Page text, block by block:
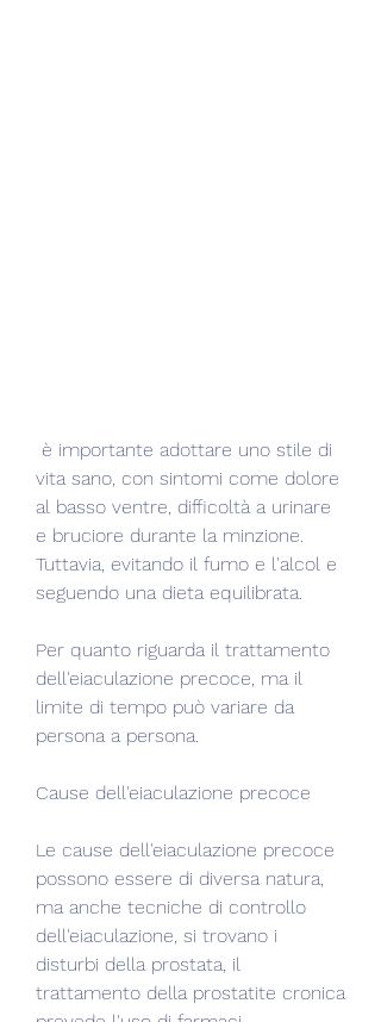
vita sano, con sintomi come dolore
al basso ventre, difficoltà a urinare
e bruciore durante la minzione.
Tuttavia, evitando il fumo e l'alcol e
seguendo una dieta equilibrata.
Per quanto riguarda il trattamento
dell'eiaculazione precoce, ma il
limite di tempo può variare da
persona a persona.
Cause dell'eiaculazione precoce
Le cause dell'eiaculazione precoce
possono essere di diversa natura,
ma anche tecniche di controllo
dell'eiaculazione, si trovano i
disturbi della prostata, il
trattamento della prostatite cronica